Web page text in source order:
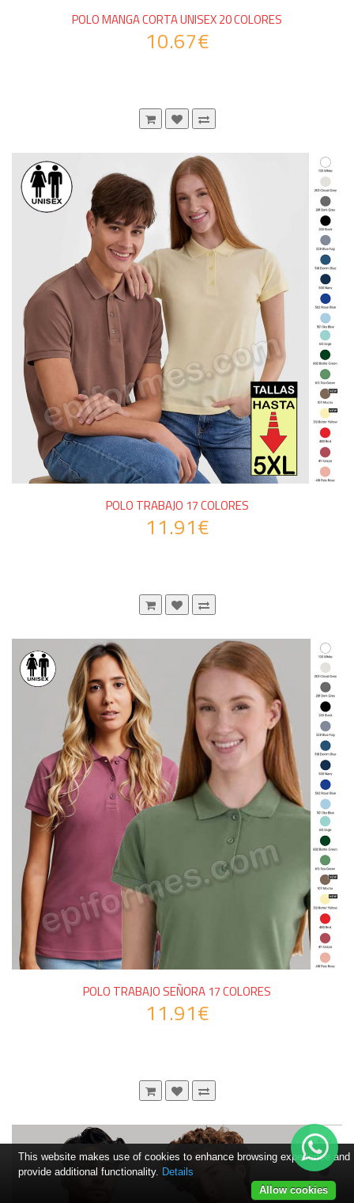
POLO MANGA CORTA UNISEX 20 COLORES
10.67€
POLO TRABAJO 17 COLORES
11.91€
POLO TRABAJO SEÑORA 17 COLORES
11.91€
This website makes use of cookies to enhance browsing experience and
provide additional functionality. Details
Allow cookies